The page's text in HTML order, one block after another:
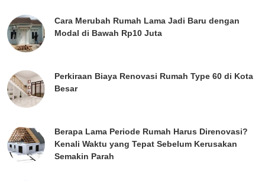
Cara Merubah Rumah Lama Jadi Baru dengan
Modal di Bawah Rp10 Juta
Perkiraan Biaya Renovasi Rumah Type 60 di Kota
Besar
Berapa Lama Periode Rumah Harus Direnovasi?
Kenali Waktu yang Tepat Sebelum Kerusakan
Semakin Parah